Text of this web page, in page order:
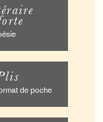
de poche